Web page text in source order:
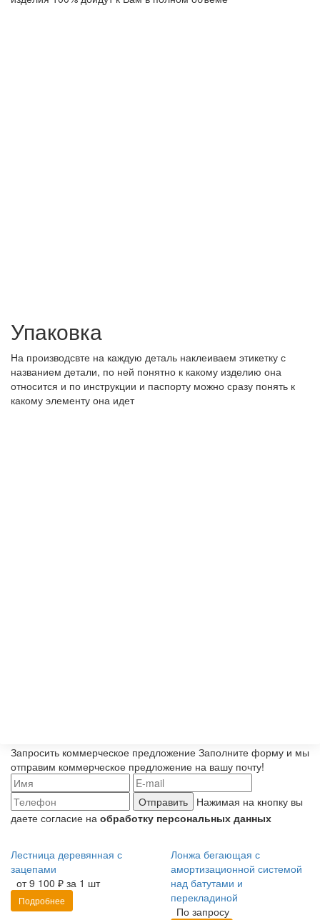
Упаковка
На производсвте на каждую деталь наклеиваем этикетку с
названием детали, по ней понятно к какому изделию она
относится и по инструкции и паспорту можно сразу понять к
какому элементу она идет
Запросить коммерческое предложение Заполните форму и мы
отправим коммерческое предложение на вашу почту!
Отправить
Нажимая на кнопку вы
даете согласие на обработку персональных данных
Лестница деревянная с
зацепами
от 9 100 ₽ за 1 шт
Подробнее
Лонжа бегающая с
амортизационной системой
над батутами и
перекладиной
По запросу